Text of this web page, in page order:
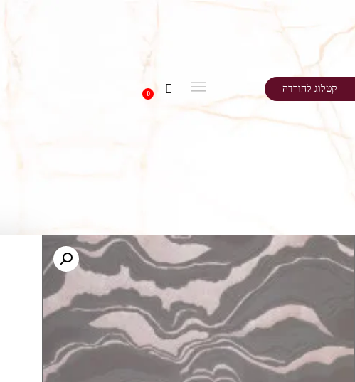
קטלוג להורדה 0